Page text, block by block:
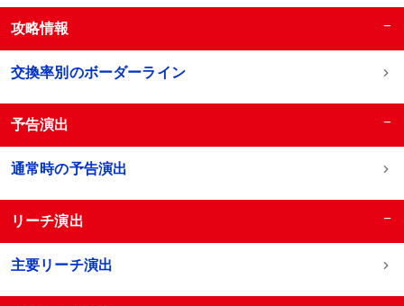
攻略情報 −
交換率別のボーダーライン
予告演出 −
通常時の予告演出
リーチ演出 −
主要リーチ演出